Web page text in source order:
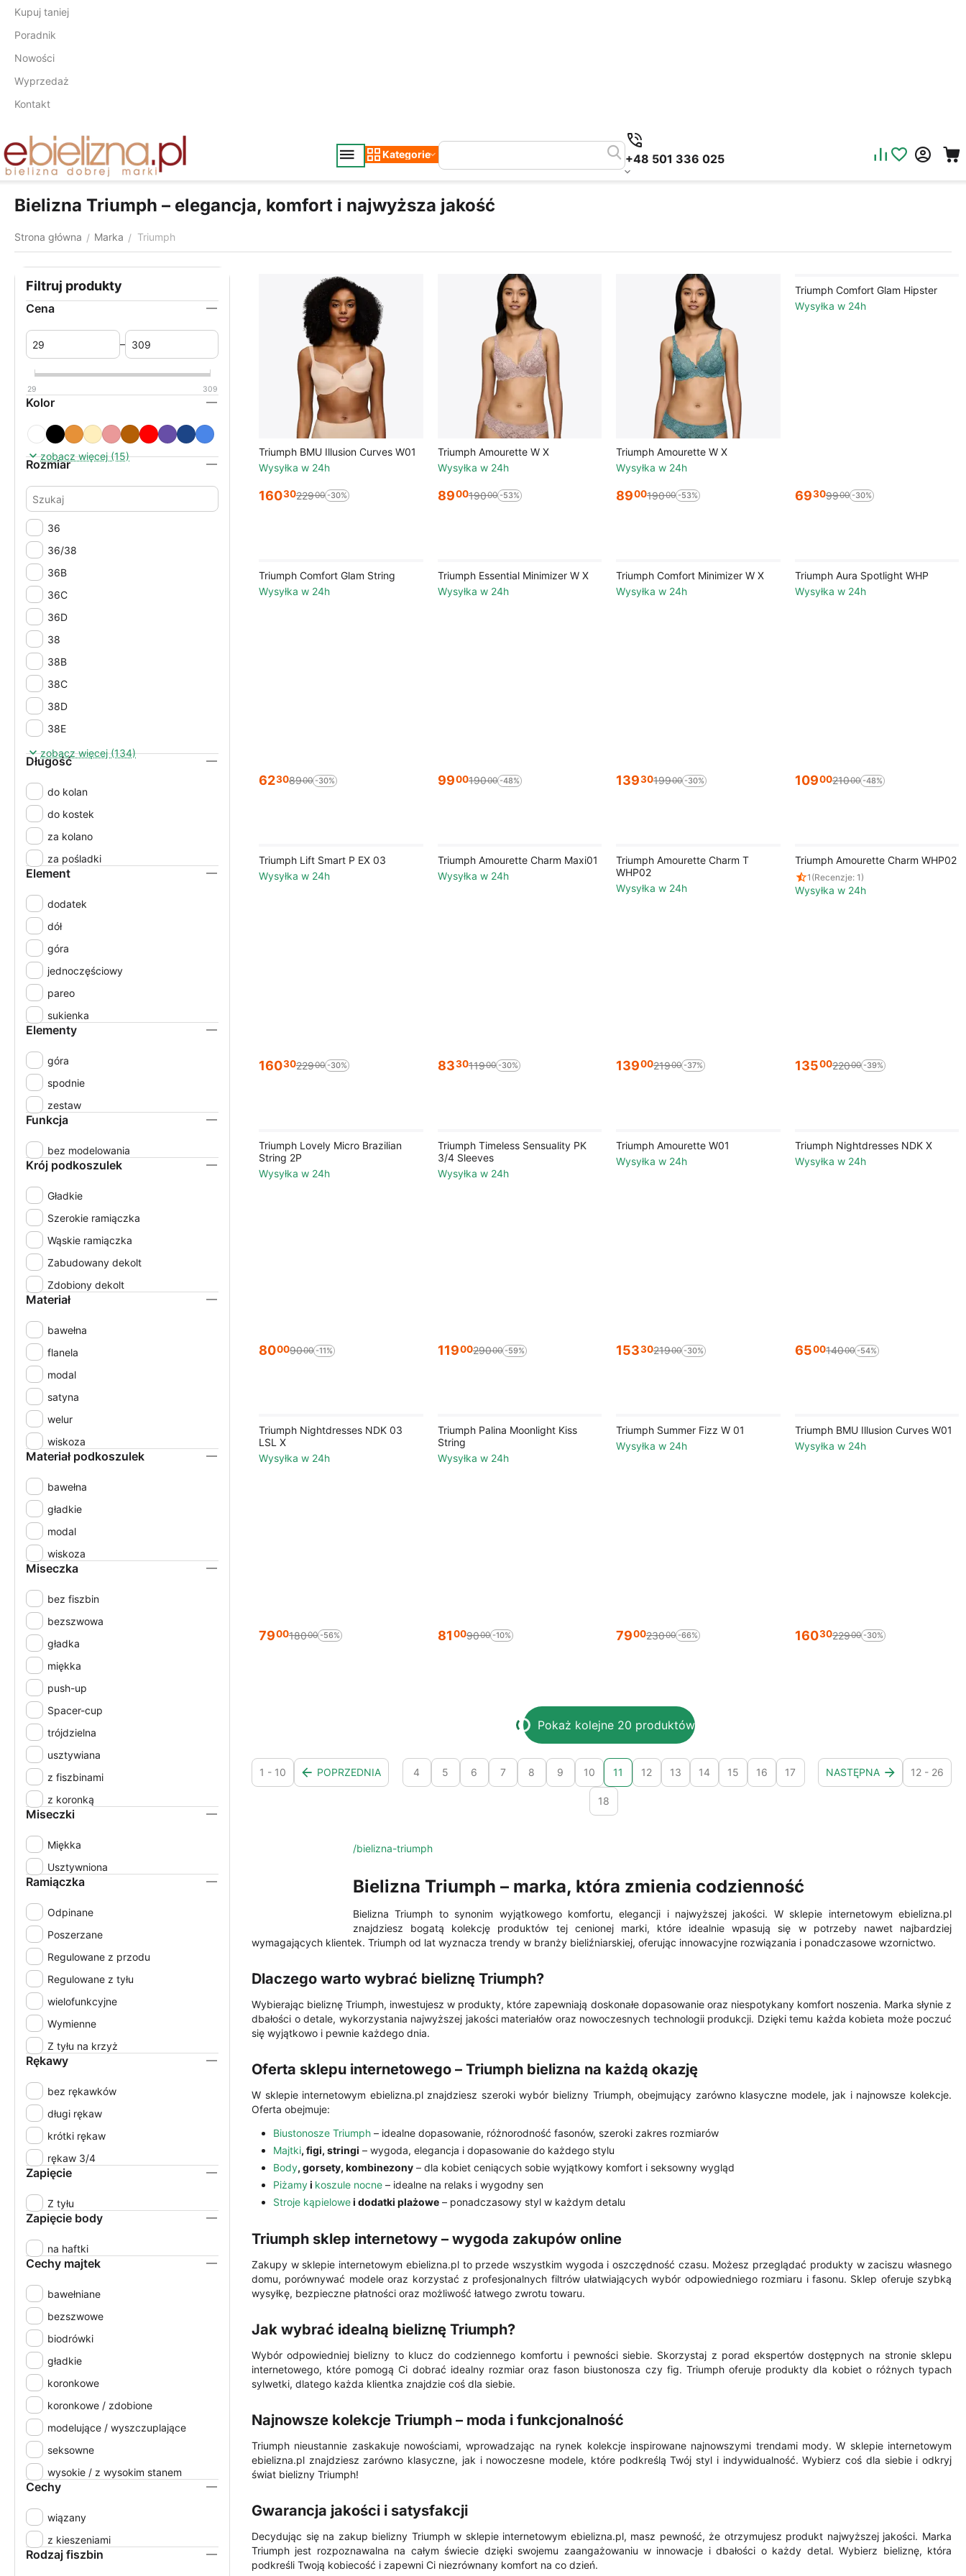
Kupuj taniej
Poradnik
Nowości
Wyprzedaż
Kontakt
Kategorie +48 501 336 025
Bielizna Triumph – elegancja, komfort i najwyższa jakość
Strona główna / Marka / Triumph
/bielizna-triumph
Bielizna Triumph – marka, która zmienia codzienność
Bielizna Triumph to synonim wyjątkowego komfortu, elegancji i najwyższej jakości. W sklepie internetowym ebielizna.pl
znajdziesz bogatą kolekcję produktów tej cenionej marki, które idealnie wpasują się w potrzeby nawet najbardziej
wymagających klientek. Triumph od lat wyznacza trendy w branży bieliźniarskiej, oferując innowacyjne rozwiązania i ponadczasowe wzornictwo.
Dlaczego warto wybrać bieliznę Triumph?
Wybierając bieliznę Triumph, inwestujesz w produkty, które zapewniają doskonałe dopasowanie oraz niespotykany komfort noszenia. Marka słynie z
dbałości o detale, wykorzystania najwyższej jakości materiałów oraz nowoczesnych technologii produkcji. Dzięki temu każda kobieta może poczuć
się wyjątkowo i pewnie każdego dnia.
Oferta sklepu internetowego – Triumph bielizna na każdą okazję
W sklepie internetowym ebielizna.pl znajdziesz szeroki wybór bielizny Triumph, obejmujący zarówno klasyczne modele, jak i najnowsze kolekcje.
Oferta obejmuje:
Biustonosze Triumph – idealne dopasowanie, różnorodność fasonów, szeroki zakres rozmiarów
Majtki, figi, stringi – wygoda, elegancja i dopasowanie do każdego stylu
Body, gorsety, kombinezony – dla kobiet ceniących sobie wyjątkowy komfort i seksowny wygląd
Piżamyi koszule nocne – idealne na relaks i wygodny sen
Stroje kąpielowei dodatki plażowe – ponadczasowy styl w każdym detalu
Triumph sklep internetowy – wygoda zakupów online
Zakupy w sklepie internetowym ebielizna.pl to przede wszystkim wygoda i oszczędność czasu. Możesz przeglądać produkty w zaciszu własnego
domu, porównywać modele oraz korzystać z profesjonalnych filtrów ułatwiających wybór odpowiedniego rozmiaru i fasonu. Sklep oferuje szybką
wysyłkę, bezpieczne płatności oraz możliwość łatwego zwrotu towaru.
Jak wybrać idealną bieliznę Triumph?
Wybór odpowiedniej bielizny to klucz do codziennego komfortu i pewności siebie. Skorzystaj z porad ekspertów dostępnych na stronie sklepu
internetowego, które pomogą Ci dobrać idealny rozmiar oraz fason biustonosza czy fig. Triumph oferuje produkty dla kobiet o różnych typach
sylwetki, dlatego każda klientka znajdzie coś dla siebie.
Najnowsze kolekcje Triumph – moda i funkcjonalność
Triumph nieustannie zaskakuje nowościami, wprowadzając na rynek kolekcje inspirowane najnowszymi trendami mody. W sklepie internetowym
ebielizna.pl znajdziesz zarówno klasyczne, jak i nowoczesne modele, które podkreślą Twój styl i indywidualność. Wybierz coś dla siebie i odkryj
świat bielizny Triumph!
Gwarancja jakości i satysfakcji
Decydując się na zakup bielizny Triumph w sklepie internetowym ebielizna.pl, masz pewność, że otrzymujesz produkt najwyższej jakości. Marka
Triumph jest rozpoznawalna na całym świecie dzięki swojemu zaangażowaniu w innowacje i dbałości o każdy detal. Wybierz bieliznę, która
podkreśli Twoją kobiecość i zapewni Ci niezrównany komfort na co dzień.
Triumph BMU Illusion Curves W01
Wysyłka w 24h
1603022900 -30%
Triumph Amourette W X
Wysyłka w 24h
890019000 -53%
Triumph Amourette W X
Wysyłka w 24h
890019000 -53%
Triumph Comfort Glam Hipster
Wysyłka w 24h
69309900 -30%
Triumph Comfort Glam String
Wysyłka w 24h
62308900 -30%
Triumph Essential Minimizer W X
Wysyłka w 24h
990019000 -48%
Triumph Comfort Minimizer W X
Wysyłka w 24h
1393019900 -30%
Triumph Aura Spotlight WHP
Wysyłka w 24h
1090021000 -48%
Triumph Lift Smart P EX 03
Wysyłka w 24h
1603022900 -30%
Triumph Amourette Charm Maxi01
Wysyłka w 24h
833011900 -30%
Triumph Amourette Charm T
WHP02
Wysyłka w 24h
1390021900 -37%
Triumph Amourette Charm WHP02
1 (Recenzje: 1)
Wysyłka w 24h
1350022000 -39%
Triumph Lovely Micro Brazilian
String 2P
Wysyłka w 24h
80009000 -11%
Triumph Timeless Sensuality PK
3/4 Sleeves
Wysyłka w 24h
1190029000 -59%
Triumph Amourette W01
Wysyłka w 24h
1533021900 -30%
Triumph Nightdresses NDK X
Wysyłka w 24h
650014000 -54%
Triumph Nightdresses NDK 03
LSL X
Wysyłka w 24h
790018000 -56%
Triumph Palina Moonlight Kiss
String
Wysyłka w 24h
81009000 -10%
Triumph Summer Fizz W 01
Wysyłka w 24h
790023000 -66%
Triumph BMU Illusion Curves W01
Wysyłka w 24h
1603022900 -30%
Pokaż kolejne 20 produktów
1 - 10 POPRZEDNIA 4 5 6 7 8 9 10 11 12 13 14 15 16 17
18
NASTĘPNA 12 - 26
Filtruj produkty
Cena
–
29 309
Kolor
zobacz więcej (15)
Rozmiar
36
36/38
36B
36C
36D
38
38B
38C
38D
38E
38F
40
40/42
40B
40C
40E
40F
40G
42
42B
42C
42E
42F
42G
44
44/46
44B
44C
44D
44E
44F
44G
46
46C
46D
46E
46F
48
48D
48E
65D
70A
70B
70C
70D
70E
70F
70G
70H
75A
75B
75C
75D
75E
75F
75G
75H
80A
80B
80C
80D
80E
80F
80G
80H
80I
80J
85A
85B
85C
85D
85E
85F
85G
85H
85I
85J
90B
90C
90D
90E
90F
90G
90H
90J
90K
95B
95C
zobacz więcej (134)
Długość
do kolan
do kostek
za kolano
za pośladki
Element
dodatek
dół
góra
jednoczęściowy
pareo
sukienka
Elementy
góra
spodnie
zestaw
Funkcja
bez modelowania
Krój podkoszulek
Gładkie
Szerokie ramiączka
Wąskie ramiączka
Zabudowany dekolt
Zdobiony dekolt
Materiał
bawełna
flanela
modal
satyna
welur
wiskoza
Materiał podkoszulek
bawełna
gładkie
modal
wiskoza
Miseczka
bez fiszbin
bezszwowa
gładka
miękka
push-up
Spacer-cup
trójdzielna
usztywiana
z fiszbinami
z koronką
Miseczki
Miękka
Usztywniona
Ramiączka
Odpinane
Poszerzane
Regulowane z przodu
Regulowane z tyłu
wielofunkcyjne
Wymienne
Z tyłu na krzyż
Rękawy
bez rękawków
długi rękaw
krótki rękaw
rękaw 3/4
Zapięcie
Z tyłu
Zapięcie body
na haftki
Cechy majtek
bawełniane
bezszwowe
biodrówki
gładkie
koronkowe
koronkowe / zdobione
modelujące / wyszczuplające
seksowne
wysokie / z wysokim stanem
Cechy
wiązany
z kieszeniami
Rodzaj fiszbin